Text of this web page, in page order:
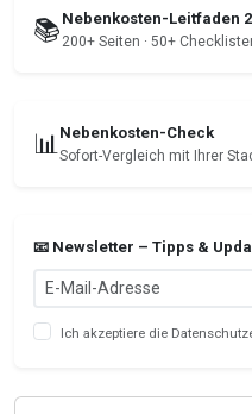
📚 Nebenkosten-Leitfaden
200+ Seiten · 50+
📊 Nebenkosten-Check
Sofort-Vergleich mit Ihrer
📧 Newsletter – Tipps &
Ich akzeptiere die